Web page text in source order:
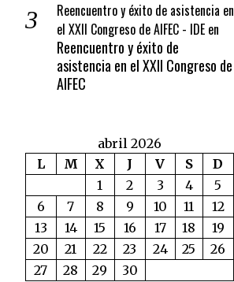
Reencuentro y éxito de asistencia en
el XXII Congreso de AIFEC - IDEen
Reencuentro y éxito de
asistencia en el XXII Congreso de
AIFEC
abril 2026
L
M X J V S
D
1
2 3 4
5
6
7 8 9 10 11
12
13
14 15 16 17 18
19
20
21 22 23 24 25
26
27
28 29
30